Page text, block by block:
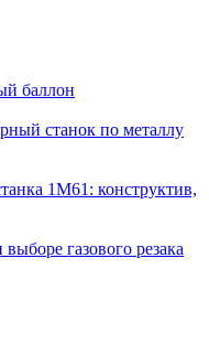
баллон
станок по металлу
1М61: конструктив,
газового резака